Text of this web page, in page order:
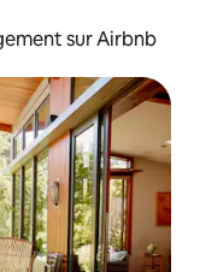
sur Airbnb